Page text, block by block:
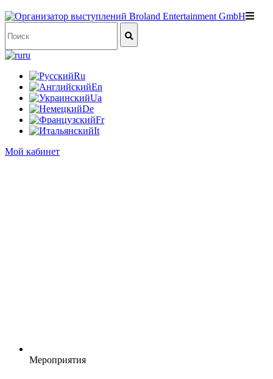
ru
Ru
En
Ua
De
Fr
It
Мой кабинет
Мероприятия